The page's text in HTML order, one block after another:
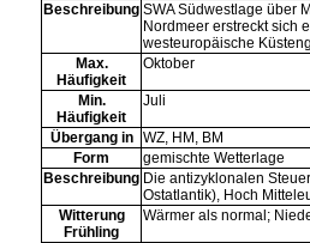
Beschreibung SWA Südwestlage über
Nordmeer erstreckt sich
westeuropäische
Max.
Häufigkeit
Oktober
Min.
Häufigkeit
Juli
Übergang in WZ, HM , BM
Form
gemischte Wetterlage
Beschreibung Die antizyklonalen
Ostatlantik), Hoch
Witterung
Frühling
Wärmer als normal;